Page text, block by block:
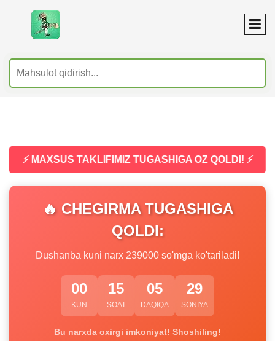
⚡ MAXSUS TAKLIFIMIZ TUGASHIGA OZ QOLDI! ⚡
🔥 CHEGIRMA TUGASHIGA
QOLDI:
Dushanba kuni narx 239000 so'mga ko'tariladi!
00
KUN
15
SOAT
05
DAQIQA
28
SONIYA
Bu narxda oxirgi imkoniyat! Shoshiling!